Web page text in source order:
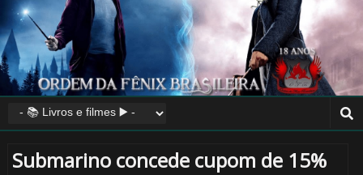
Submarino concede cupom de 15%